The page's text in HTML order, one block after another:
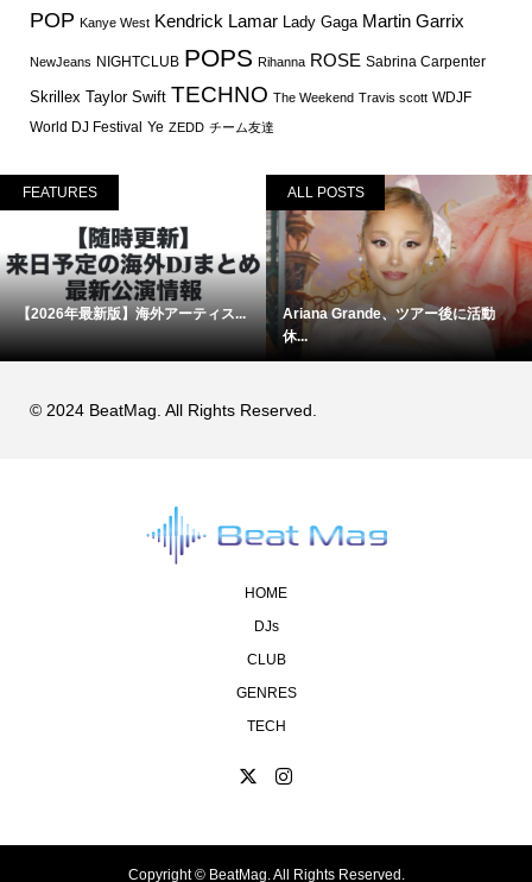
POP Kanye West Kendrick Lamar Lady Gaga Martin Garrix
NewJeans NIGHTCLUB POPS Rihanna ROSE Sabrina Carpenter
Skrillex Taylor Swift TECHNO The Weekend Travis scott WDJF
World DJ Festival Ye ZEDD チーム友達
FEATURES
【2026年最新版】海外アーティス...
ALL POSTS
Ariana Grande、ツアー後に活動
休...
© 2024 BeatMag. All Rights Reserved.
HOME
DJs
CLUB
GENRES
TECH
Copyright ©BeatMag. All Rights Reserved.